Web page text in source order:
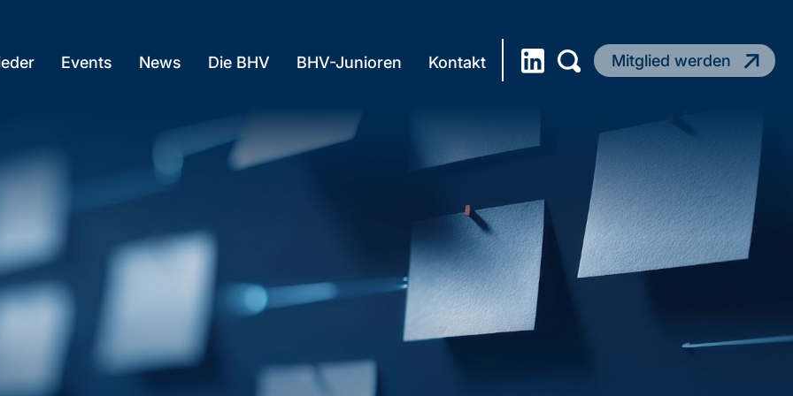
Events News Die BHV BHV-Junioren Kontakt Mitglied werden